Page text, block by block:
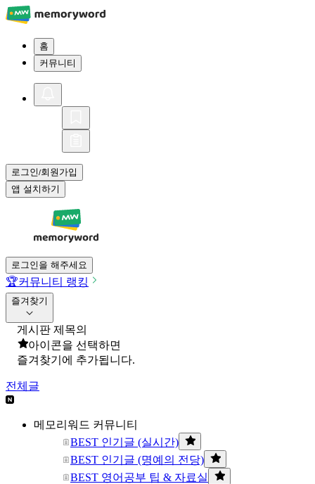
홈
커뮤니티
로그인/회원가입
앱 설치하기
로그인을 해주세요
🏆커뮤니티 랭킹
즐겨찾기
게시판 제목의
아이콘을 선택하면
즐겨찾기에 추가됩니다.
전체글
메모리워드 커뮤니티
BEST 인기글 (실시간)
BEST 인기글 (명예의 전당)
BEST 영어공부 팁 & 자료실